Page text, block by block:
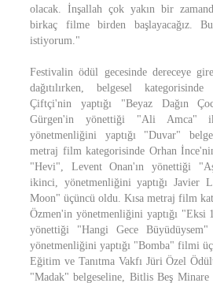
olacak. İnşallah çok yakın bir
birkaç filme birden başlayacağız.
istiyorum."
Festivalin ödül gecesinde dereceye
dağıtılırken, belgesel
Çiftçi'nin yaptığı "Beyaz Dağın
Gürgen'in yönettiği "Ali Amca"
yönetmenliğini yaptığı "Duvar"
metraj film kategorisinde Orhan
"Hevi", Levent Onan'ın yönettiği
ikinci, yönetmenliğini yaptığı Javier
Moon" üçüncü oldu. Kısa metraj film
Özmen'in yönetmenliğini yaptığı
yönettiği "Hangi Gece
yönetmenliğini yaptığı "Bomba" filmi
Eğitim ve Tanıtma Vakfı Jüri Özel
"Madak" belgeseline, Bitlis Beş